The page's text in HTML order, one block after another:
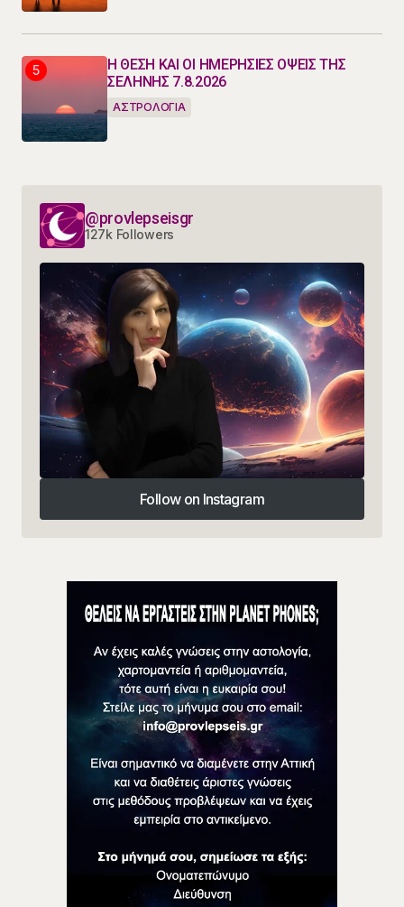
Η ΘΕΣΗ ΚΑΙ ΟΙ ΗΜΕΡΗΣΙΕΣ ΟΨΕΙΣ ΤΗΣ
ΣΕΛΗΝΗΣ 7.8.2026
ΑΣΤΡΟΛΟΓΙΑ
@provlepseisgr
127k Followers
Follow on Instagram
Follow on Instagram